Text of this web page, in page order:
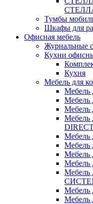
Тумбы
Шкафы для
Офисная мебель
Журнальные
Кухни
Кухня
Мебель для
Мебель
Мебель
Мебель
Мебель
Мебель
Мебель
Мебель
Мебель
Мебель
Мебель
Мебель